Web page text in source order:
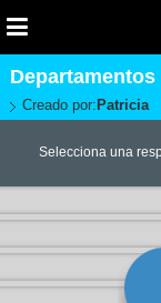
Creado por: Patricia
Selecciona una